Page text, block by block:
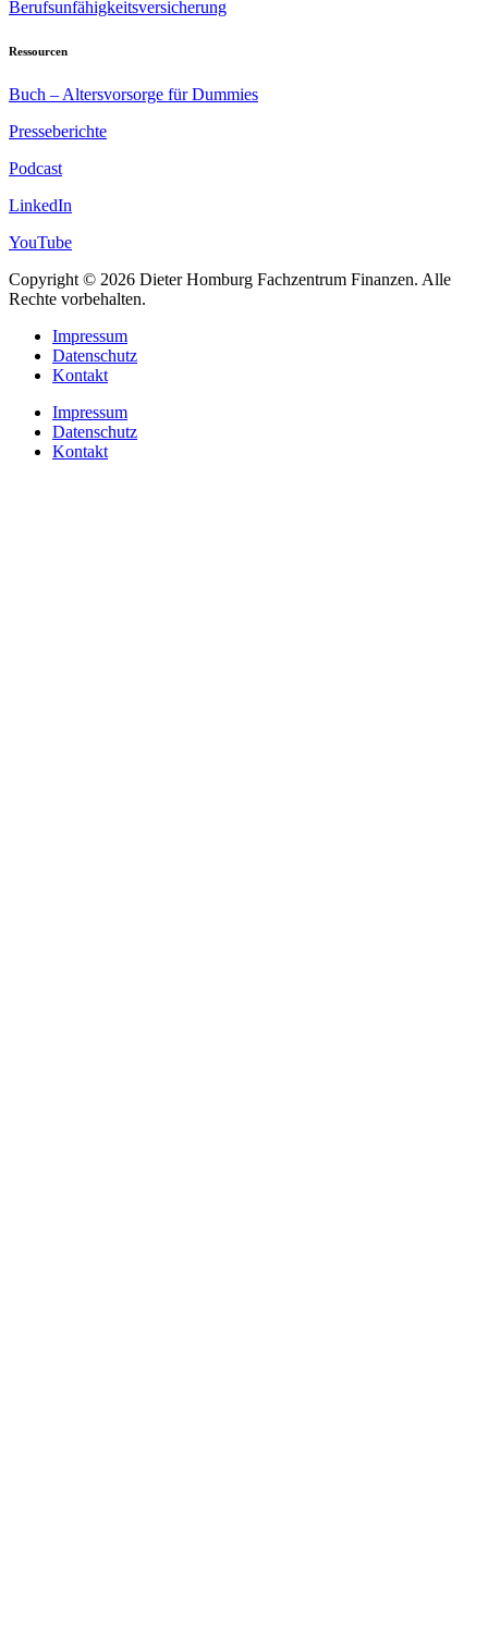
Berufsunfähigkeitsversicherung
Ressourcen
Buch – Altersvorsorge für Dummies
Presseberichte
Podcast
LinkedIn
YouTube
Copyright © 2026 Dieter Homburg Fachzentrum Finanzen. Alle
Rechte vorbehalten.
Impressum
Datenschutz
Kontakt
Impressum
Datenschutz
Kontakt